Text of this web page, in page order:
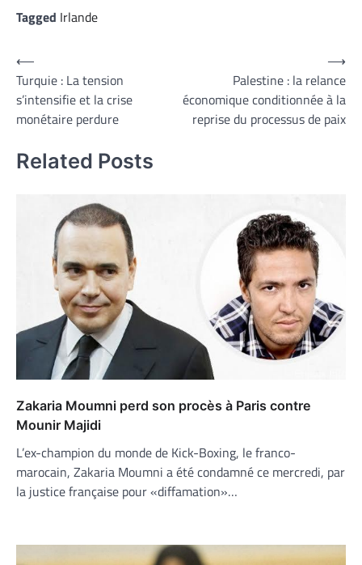
Tagged Irlande
Navigation
de
l’article
⟵
Turquie : La tension
s’intensifie et la crise
monétaire perdure
Palestine : la relance
économique conditionnée à la
reprise du processus de paix
⟶
Related Posts
Zakaria Moumni perd son procès à Paris contre
Mounir Majidi
L’ex-champion du monde de Kick-Boxing, le franco-
marocain, Zakaria Moumni a été condamné ce mercredi, par
la justice française pour «diffamation»…